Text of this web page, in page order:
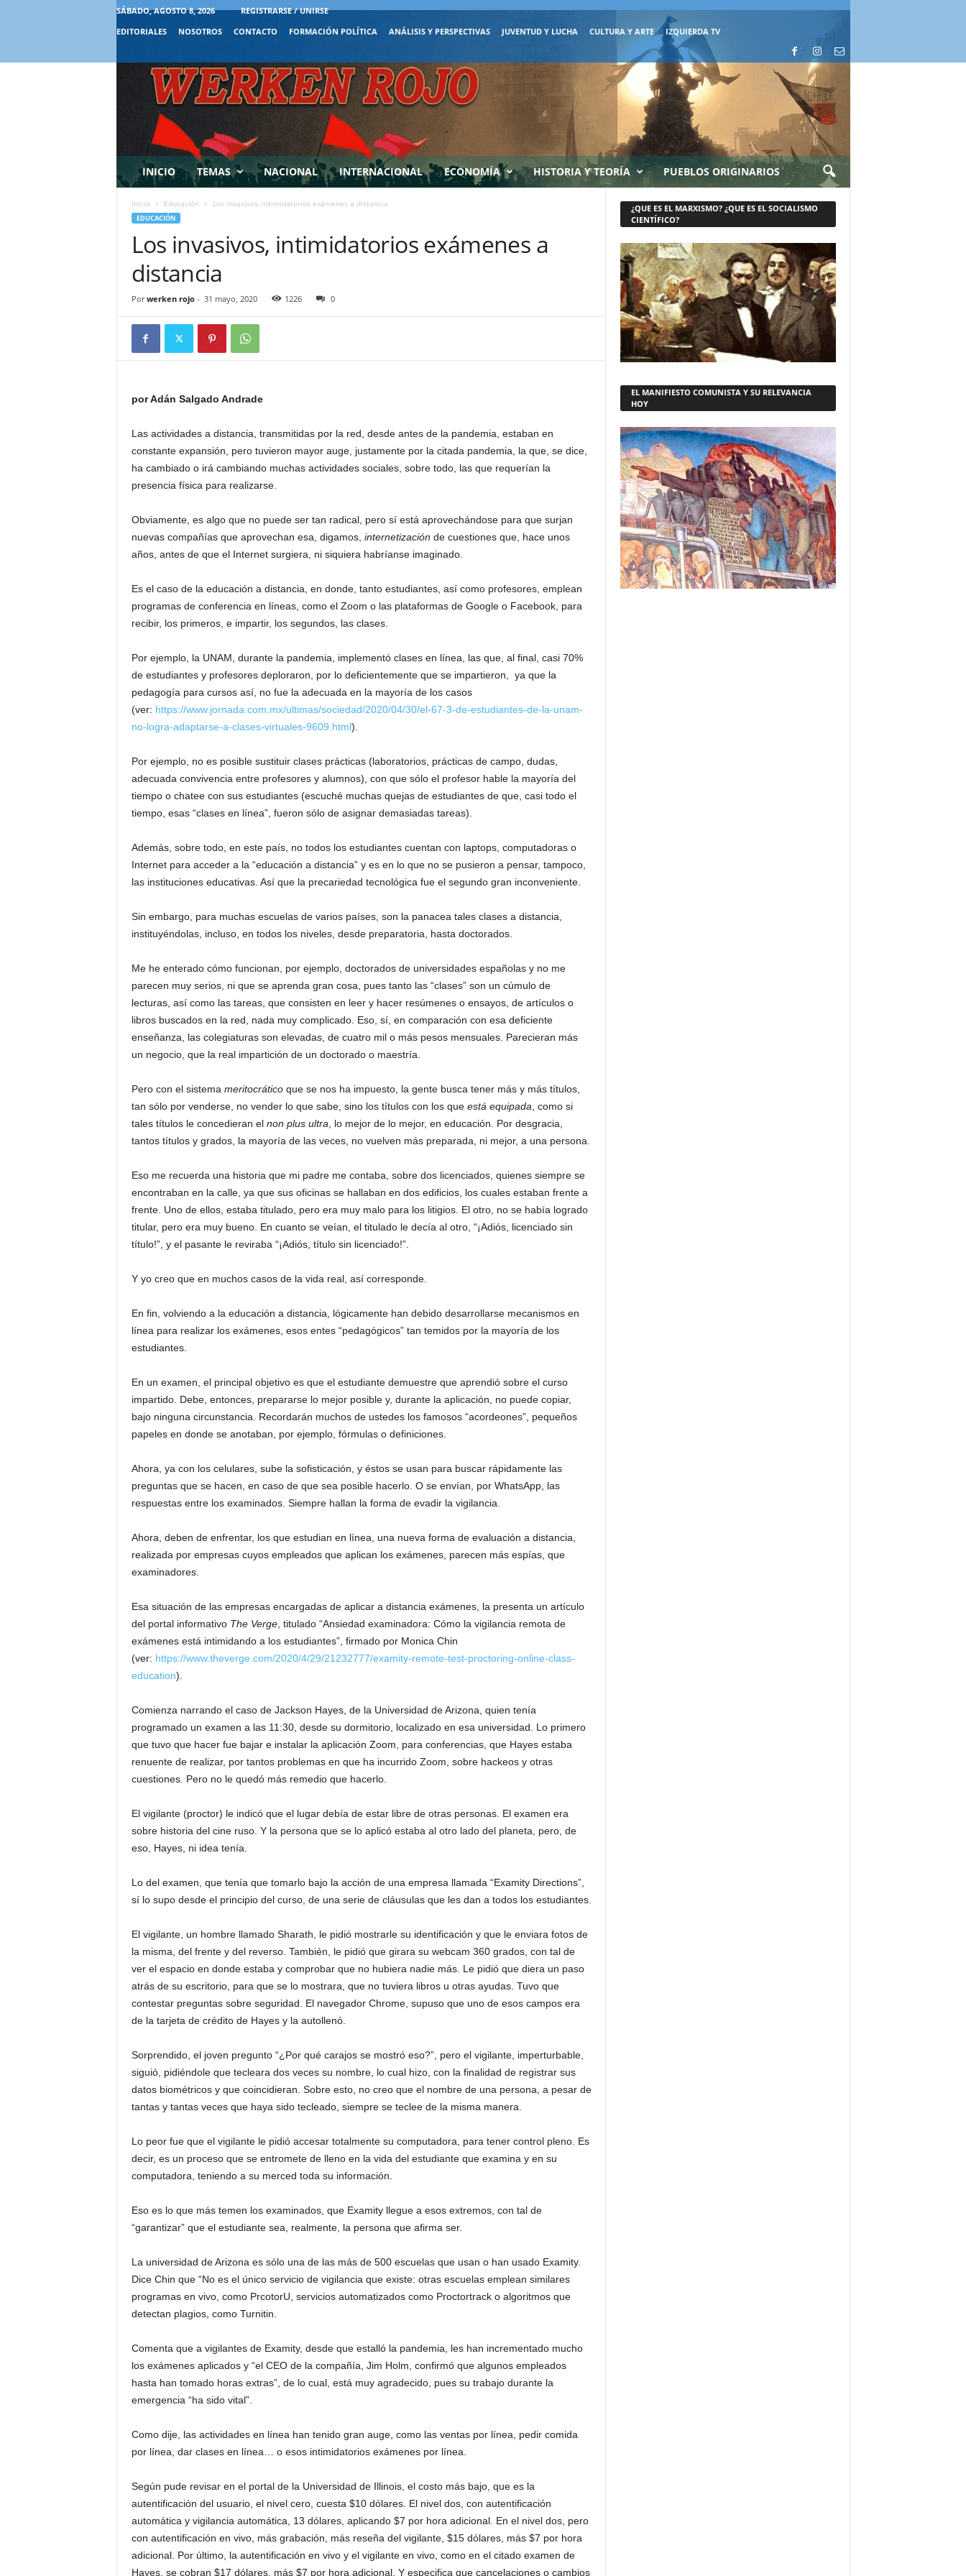
SÁBADO, AGOSTO 8, 2026
REGISTRARSE / UNIRSE
EDITORIALES
NOSOTROS CONTACTO FORMACIÓN POLÍTICA ANÁLISIS Y PERSPECTIVAS JUVENTUD Y LUCHA CULTURA Y ARTE IZQUIERDA TV
INICIO TEMAS NACIONAL INTERNACIONAL ECONOMÍA HISTORIA Y TEORÍA PUEBLOS ORIGINARIOS
Inicio Educación Los invasivos, intimidatorios exámenes a distancia
EDUCACIÓN
Los invasivos, intimidatorios exámenes a
distancia
Por werken rojo- 31 mayo, 2020 1226 0
por Adán Salgado Andrade
Las actividades a distancia, transmitidas por la red, desde antes de la pandemia, estaban en
constante expansión, pero tuvieron mayor auge, justamente por la citada pandemia, la que, se dice,
ha cambiado o irá cambiando muchas actividades sociales, sobre todo, las que requerían la
presencia física para realizarse.
Obviamente, es algo que no puede ser tan radical, pero sí está aprovechándose para que surjan
nuevas compañías que aprovechan esa, digamos, internetización de cuestiones que, hace unos
años, antes de que el Internet surgiera, ni siquiera habríanse imaginado.
Es el caso de la educación a distancia, en donde, tanto estudiantes, así como profesores, emplean
programas de conferencia en líneas, como el Zoom o las plataformas de Google o Facebook, para
recibir, los primeros, e impartir, los segundos, las clases.
Por ejemplo, la UNAM, durante la pandemia, implementó clases en línea, las que, al final, casi 70%
de estudiantes y profesores deploraron, por lo deficientemente que se impartieron, ya que la
pedagogía para cursos así, no fue la adecuada en la mayoría de los casos
(ver: https://www.jornada.com.mx/ultimas/sociedad/2020/04/30/el-67-3-de-estudiantes-de-la-unam-
no-logra-adaptarse-a-clases-virtuales-9609.html).
Por ejemplo, no es posible sustituir clases prácticas (laboratorios, prácticas de campo, dudas,
adecuada convivencia entre profesores y alumnos), con que sólo el profesor hable la mayoría del
tiempo o chatee con sus estudiantes (escuché muchas quejas de estudiantes de que, casi todo el
tiempo, esas “clases en línea”, fueron sólo de asignar demasiadas tareas).
Además, sobre todo, en este país, no todos los estudiantes cuentan con laptops, computadoras o
Internet para acceder a la “educación a distancia” y es en lo que no se pusieron a pensar, tampoco,
las instituciones educativas. Así que la precariedad tecnológica fue el segundo gran inconveniente.
Sin embargo, para muchas escuelas de varios países, son la panacea tales clases a distancia,
instituyéndolas, incluso, en todos los niveles, desde preparatoria, hasta doctorados.
Me he enterado cómo funcionan, por ejemplo, doctorados de universidades españolas y no me
parecen muy serios, ni que se aprenda gran cosa, pues tanto las “clases” son un cúmulo de
lecturas, así como las tareas, que consisten en leer y hacer resúmenes o ensayos, de artículos o
libros buscados en la red, nada muy complicado. Eso, sí, en comparación con esa deficiente
enseñanza, las colegiaturas son elevadas, de cuatro mil o más pesos mensuales. Parecieran más
un negocio, que la real impartición de un doctorado o maestría.
Pero con el sistema meritocrático que se nos ha impuesto, la gente busca tener más y más títulos,
tan sólo por venderse, no vender lo que sabe, sino los títulos con los que está equipada , como si
tales títulos le concedieran el non plus ultra , lo mejor de lo mejor, en educación. Por desgracia,
tantos títulos y grados, la mayoría de las veces, no vuelven más preparada, ni mejor, a una persona.
Eso me recuerda una historia que mi padre me contaba, sobre dos licenciados, quienes siempre se
encontraban en la calle, ya que sus oficinas se hallaban en dos edificios, los cuales estaban frente a
frente. Uno de ellos, estaba titulado, pero era muy malo para los litigios. El otro, no se había logrado
titular, pero era muy bueno. En cuanto se veían, el titulado le decía al otro, “¡Adiós, licenciado sin
título!”, y el pasante le reviraba “¡Adiós, título sin licenciado!”.
Y yo creo que en muchos casos de la vida real, así corresponde.
En fin, volviendo a la educación a distancia, lógicamente han debido desarrollarse mecanismos en
línea para realizar los exámenes, esos entes “pedagógicos” tan temidos por la mayoría de los
estudiantes.
En un examen, el principal objetivo es que el estudiante demuestre que aprendió sobre el curso
impartido. Debe, entonces, prepararse lo mejor posible y, durante la aplicación, no puede copiar,
bajo ninguna circunstancia. Recordarán muchos de ustedes los famosos “acordeones”, pequeños
papeles en donde se anotaban, por ejemplo, fórmulas o definiciones.
Ahora, ya con los celulares, sube la sofisticación, y éstos se usan para buscar rápidamente las
preguntas que se hacen, en caso de que sea posible hacerlo. O se envían, por WhatsApp, las
respuestas entre los examinados. Siempre hallan la forma de evadir la vigilancia.
Ahora, deben de enfrentar, los que estudian en línea, una nueva forma de evaluación a distancia,
realizada por empresas cuyos empleados que aplican los exámenes, parecen más espías, que
examinadores.
Esa situación de las empresas encargadas de aplicar a distancia exámenes, la presenta un artículo
del portal informativo The Verge, titulado “Ansiedad examinadora: Cómo la vigilancia remota de
exámenes está intimidando a los estudiantes”, firmado por Monica Chin
(ver: https://www.theverge.com/2020/4/29/21232777/examity-remote-test-proctoring-online-class-
education).
Comienza narrando el caso de Jackson Hayes, de la Universidad de Arizona, quien tenía
programado un examen a las 11:30, desde su dormitorio, localizado en esa universidad. Lo primero
que tuvo que hacer fue bajar e instalar la aplicación Zoom, para conferencias, que Hayes estaba
renuente de realizar, por tantos problemas en que ha incurrido Zoom, sobre hackeos y otras
cuestiones. Pero no le quedó más remedio que hacerlo.
El vigilante (proctor) le indicó que el lugar debía de estar libre de otras personas. El examen era
sobre historia del cine ruso. Y la persona que se lo aplicó estaba al otro lado del planeta, pero, de
eso, Hayes, ni idea tenía.
Lo del examen, que tenía que tomarlo bajo la acción de una empresa llamada “Examity Directions”,
sí lo supo desde el principio del curso, de una serie de cláusulas que les dan a todos los estudiantes.
El vigilante, un hombre llamado Sharath, le pidió mostrarle su identificación y que le enviara fotos de
la misma, del frente y del reverso. También, le pidió que girara su webcam 360 grados, con tal de
ver el espacio en donde estaba y comprobar que no hubiera nadie más. Le pidió que diera un paso
atrás de su escritorio, para que se lo mostrara, que no tuviera libros u otras ayudas. Tuvo que
contestar preguntas sobre seguridad. El navegador Chrome, supuso que uno de esos campos era
de la tarjeta de crédito de Hayes y la autollenó.
Sorprendido, el joven pregunto “¿Por qué carajos se mostró eso?”, pero el vigilante, imperturbable,
siguió, pidiéndole que tecleara dos veces su nombre, lo cual hizo, con la finalidad de registrar sus
datos biométricos y que coincidieran. Sobre esto, no creo que el nombre de una persona, a pesar de
tantas y tantas veces que haya sido tecleado, siempre se teclee de la misma manera.
Lo peor fue que el vigilante le pidió accesar totalmente su computadora, para tener control pleno. Es
decir, es un proceso que se entromete de lleno en la vida del estudiante que examina y en su
computadora, teniendo a su merced toda su información.
Eso es lo que más temen los examinados, que Examity llegue a esos extremos, con tal de
“garantizar” que el estudiante sea, realmente, la persona que afirma ser.
La universidad de Arizona es sólo una de las más de 500 escuelas que usan o han usado Examity.
Dice Chin que “No es el único servicio de vigilancia que existe: otras escuelas emplean similares
programas en vivo, como PrcotorU, servicios automatizados como Proctortrack o algoritmos que
detectan plagios, como Turnitin.
Comenta que a vigilantes de Examity, desde que estalló la pandemia, les han incrementado mucho
los exámenes aplicados y “el CEO de la compañía, Jim Holm, confirmó que algunos empleados
hasta han tomado horas extras”, de lo cual, está muy agradecido, pues su trabajo durante la
emergencia “ha sido vital”.
Como dije, las actividades en línea han tenido gran auge, como las ventas por línea, pedir comida
por línea, dar clases en línea… o esos intimidatorios exámenes por línea.
Según pude revisar en el portal de la Universidad de Illinois, el costo más bajo, que es la
autentificación del usuario, el nivel cero, cuesta $10 dólares. El nivel dos, con autentificación
automática y vigilancia automática, 13 dólares, aplicando $7 por hora adicional. En el nivel dos, pero
con autentificación en vivo, más grabación, más reseña del vigilante, $15 dólares, más $7 por hora
adicional. Por último, la autentificación en vivo y el vigilante en vivo, como en el citado examen de
Hayes, se cobran $17 dólares, más $7 por hora adicional. Y especifica que cancelaciones o cambios
¿QUE ES EL MARXISMO? ¿QUE ES EL SOCIALISMO
CIENTÍFICO?
EL MANIFIESTO COMUNISTA Y SU RELEVANCIA
HOY